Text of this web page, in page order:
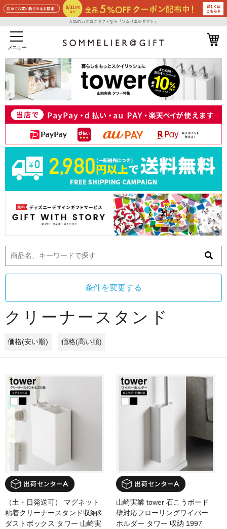
人気のカタログギフトなら『ソムリエ＠ギフト』
メニュー
条件を変更する
クリーナースタンド
価格(安い順) 価格(高い順)
（土・日発送可） マグネット
粘着クリーナースタンド収納&
ダストボックス タワー 山崎実
山崎実業 tower 石こうボード
壁対応フローリングワイパー
ホルダー タワー 収納 1997